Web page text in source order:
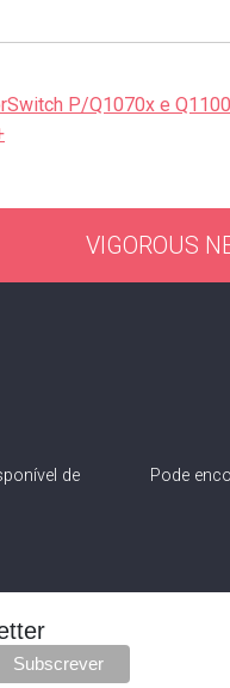
P/Q1070x e
VIGOROUS
de
Pode